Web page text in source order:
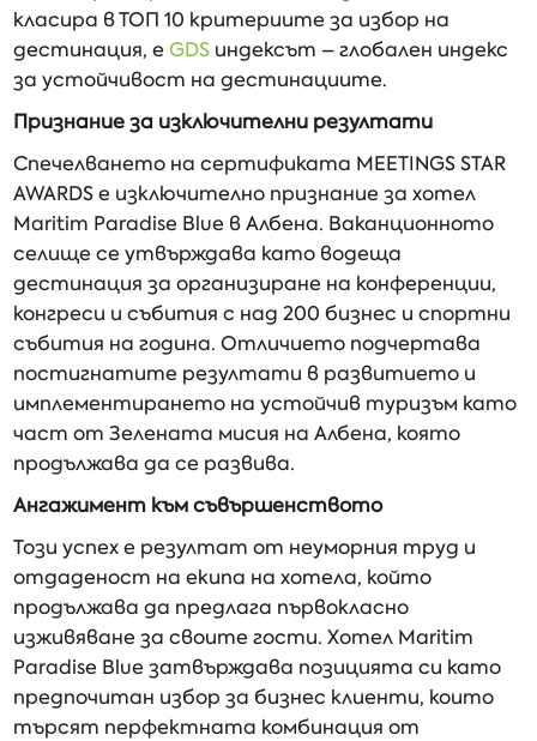
класира в ТОП 10 критериите за избор на
дестинация, еGDS индексът – глобален индекс
за устойчивост на дестинациите.
Признание за изключителни резултати
Спечелването на сертификата MEETINGS STAR
AWARDS е изключително признание за хотел
Maritim Paradise Blue в Албена. Ваканционното
селище се утвърждава като водеща
дестинация за организиране на конференции,
конгреси и събития с над 200 бизнес и спортни
събития на година. Отличието подчертава
постигнатите резултати в развитието и
имплементирането на устойчив туризъм като
част от Зелената мисия на Албена, която
продължава да се развива.
Ангажимент към съвършенството
Този успех е резултат от неуморния труд и
отдаденост на екипа на хотела, който
продължава да предлага първокласно
изживяване за своите гости. Хотел Maritim
Paradise Blue затвърждава позицията си като
предпочитан избор за бизнес клиенти, които
търсят перфектната комбинация от